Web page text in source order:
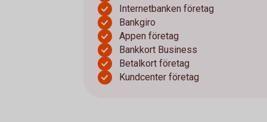
Internetbanken företag
Bankgiro
Appen företag
Bankkort Business
Betalkort företag
Kundcenter företag